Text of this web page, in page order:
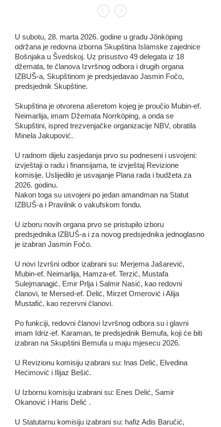
U subotu, 28. marta 2026. godine u gradu Jönköping
održana je redovna izborna Skupština Islamske zajednice
Bošnjaka u Švedskoj. Uz prisustvo 49 delegata iz 18
džemata, te članova Izvršnog odbora i drugih organa
IZBUŠ-a, Skupštinom je predsjedavao Jasmin Fočo,
predsjednik Skupštine.
Skupština je otvorena ašeretom kojeg je proučio Mubin-ef.
Neimarlija, imam Džemata Norrköping, a onda se
Skupštini, ispred trezvenjačke organizacije NBV, obratila
Minela Jakupović.
U radnom dijelu zasjedanja prvo su podneseni i usvojeni:
izvještaji o radu i finansijama, te izvještaj Revizione
komisije. Uslijedilo je usvajanje Plana rada i budžeta za
2026. godinu.
Nakon toga su usvojeni po jedan amandman na Statut
IZBUŠ-a i Pravilnik o vakufskom fondu.
U izboru novih organa prvo se pristupilo izboru
predsjednika IZBUŠ-a i za novog predsjednika jednoglasno
je izabran Jasmin Fočo.
U novi Izvršni odbor izabrani su: Merjema Jašarević,
Mubin-ef. Neimarlija, Hamza-ef. Terzić, Mustafa
Sulejmanagić, Emir Prlja i Salmir Nasić, kao redovni
članovi, te Mersed-ef. Delić, Mirzet Omerović i Alija
Mustafić, kao rezervni članovi.
Po funkciji, redovni članovi Izvršnog odbora su i glavni
imam Idriz-ef. Karaman, te predsjednik Bemufa, koji će biti
izabran na Skupštini Bemufa u maju mjesecu 2026.
U Revizionu komisiju izabrani su: Inas Delić, Elvedina
Hećimović i Ilijaz Bešić.
U Izbornu komisiju izabrani su: Enes Delić, Samir
Okanović i Haris Delić .
U Statutarnu komisiju izabrani su: hafiz Adis Baručić,